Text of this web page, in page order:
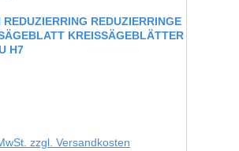
REDUZIERRING REDUZIERRINGE
KREISSÄGEBLÄTTER
H7
zzgl. Versandkosten